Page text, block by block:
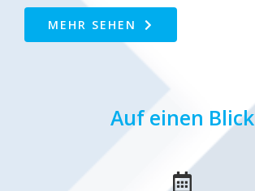
MEHR SEHEN
Auf einen Blick